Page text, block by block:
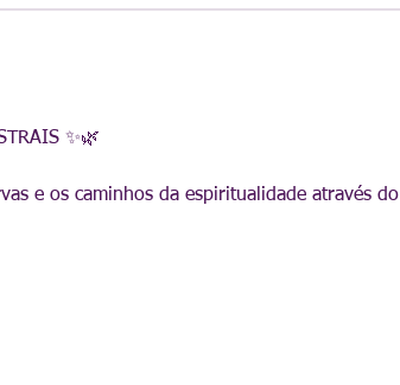
✨🌿
e os caminhos da espiritualidade através do